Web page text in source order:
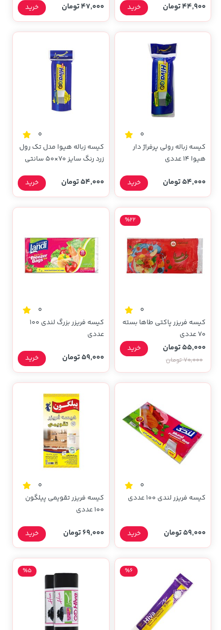
44,900 تومان خرید 47,000 تومان خرید
0
کیسه زباله رولی پرفراژ دار
هیوا 14 عددی
54,000 تومان خرید
0
کیسه زباله هیوا مدل تک رول
زرد رنگ سایز 70×50 سانتی
54,000 تومان خرید
0
کیسه فریزر پاکتی طاها بسته
70 عددی
%22
55,000 تومان
70,000 تومان
خرید
0
کیسه فریزر بزرگ لندی 100
عددی
59,000 تومان خرید
0
کیسه فریزر لندی 100 عددی
59,000 تومان خرید
0
کیسه فریزر تقویمی پیلگون
100 عددی
69,000 تومان خرید
%6
%5